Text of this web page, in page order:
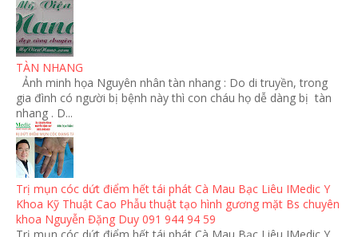
TÀN NHANG
Ảnh minh họa Nguyên nhân tàn nhang : Do di truyền, trong
gia đình có người bị bệnh này thì con cháu họ dễ dàng bị tàn
nhang . D...
Trị mụn cóc dứt điểm hết tái phát Cà Mau Bạc Liêu IMedic Y
Khoa Kỹ Thuật Cao Phẫu thuật tạo hình gương mặt Bs chuyên
khoa Nguyễn Đặng Duy 091 944 94 59